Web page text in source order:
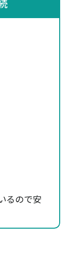
るので安